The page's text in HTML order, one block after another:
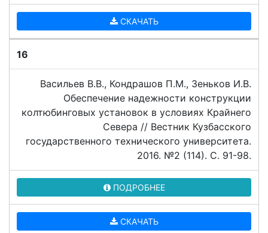
СКАЧАТЬ
16
Васильев В.В., Кондрашов П.М., Зеньков И.В.
Обеспечение надежности конструкции
колтюбинговых установок в условиях Крайнего
Севера // Вестник Кузбасского
государственного технического университета.
2016. №2 (114). C. 91-98.
ПОДРОБНЕЕ
СКАЧАТЬ